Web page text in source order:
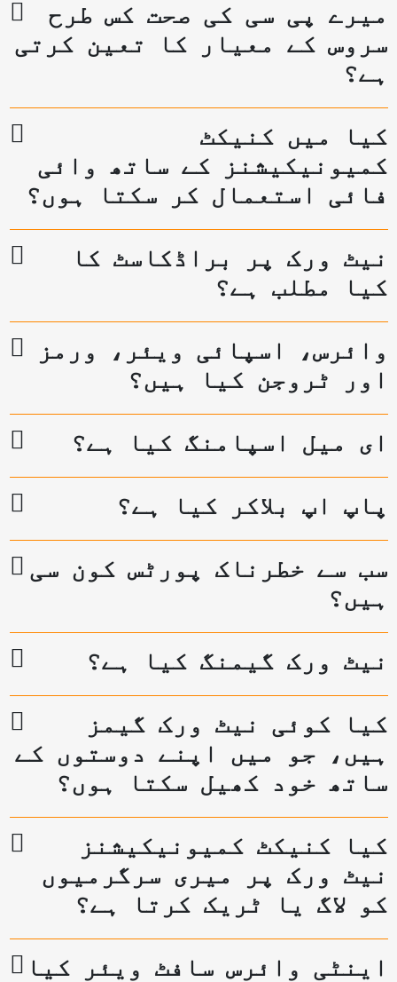
میرے پی سی کی صحت کس طرح
سروس کے معیار کا تعین کرتی
ہے؟
کیا میں کنیکٹ
کمیونیکیشنز کے ساتھ وائی
فائی استعمال کر سکتا ہوں؟
نیٹ ورک پر براڈکاسٹ کا
کیا مطلب ہے؟
وائرس، اسپائی ویئر، ورمز
اور ٹروجن کیا ہیں؟
ای میل اسپامنگ کیا ہے؟
پاپ اپ بلاکر کیا ہے؟
سب سے خطرناک پورٹس کون سی
ہیں؟
نیٹ ورک گیمنگ کیا ہے؟
کیا کوئی نیٹ ورک گیمز
ہیں، جو میں اپنے دوستوں کے
ساتھ خود کھیل سکتا ہوں؟
کیا کنیکٹ کمیونیکیشنز
نیٹ ورک پر میری سرگرمیوں
کو لاگ یا ٹریک کرتا ہے؟
اینٹی وائرس سافٹ ویئر کیا